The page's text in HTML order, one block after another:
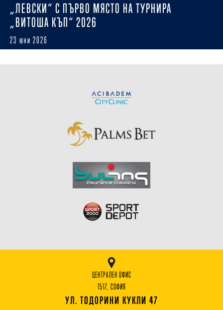
„ЛЕВСКИ“ С ПЪРВО МЯСТО НА ТУРНИРА
„ВИТОША КЪП“ 2026
23 юни 2026
ЦЕНТРАЛЕН ОФИС
1517, СОФИЯ
УЛ. ТОДОРИНИ КУКЛИ 47